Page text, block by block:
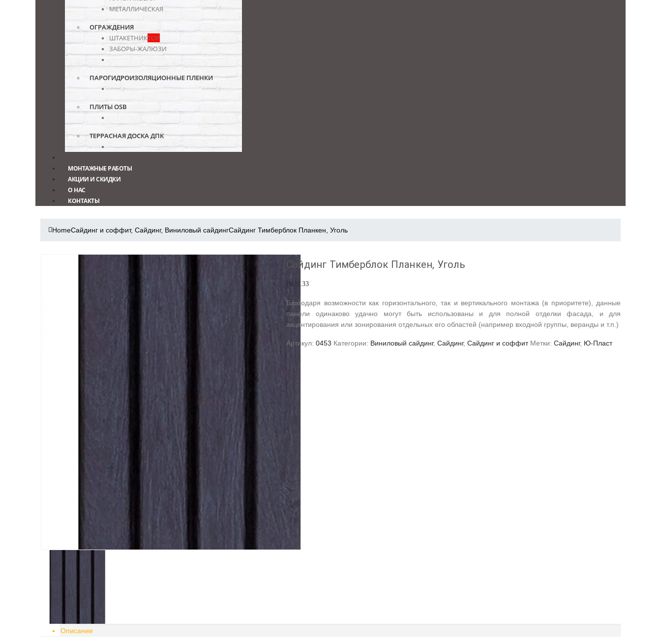
МЕТАЛЛИЧЕСКАЯ
ОГРАЖДЕНИЯ
ШТАКЕТНИКTOP
ЗАБОРЫ-ЖАЛЮЗИ
ПАРОГИДРОИЗОЛЯЦИОННЫЕ ПЛЕНКИ
ПЛИТЫ OSB
ТЕРРАСНАЯ ДОСКА ДПК
МОНТАЖНЫЕ РАБОТЫ
АКЦИИ И СКИДКИ
О НАС
КОНТАКТЫ
HomeСайдинг и соффит, Сайдинг, Виниловый сайдингСайдинг Тимберблок Планкен, Уголь
Сайдинг Тимберблок Планкен, Уголь
Br 22.33
Благодаря возможности как горизонтального, так и вертикального монтажа (в приоритете), данные
панели одинаково удачно могут быть использованы и для полной отделки фасада, и для
акцентирования или зонирования отдельных его областей (например входной группы, веранды и т.п.)
Артикул: 0453 Категории: Виниловый сайдинг, Сайдинг, Сайдинг и соффит Метки: Сайдинг, Ю-Пласт
Описание